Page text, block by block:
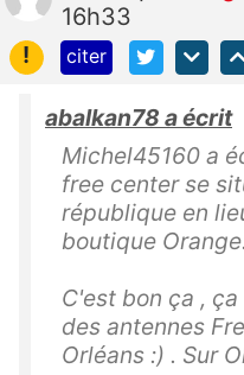
16h33
!
citer
abalkan78 a écrit
Michel45160 a
free center se
république en
boutique Orange.
C'est bon ça ,
des antennes
Orléans :) . Sur